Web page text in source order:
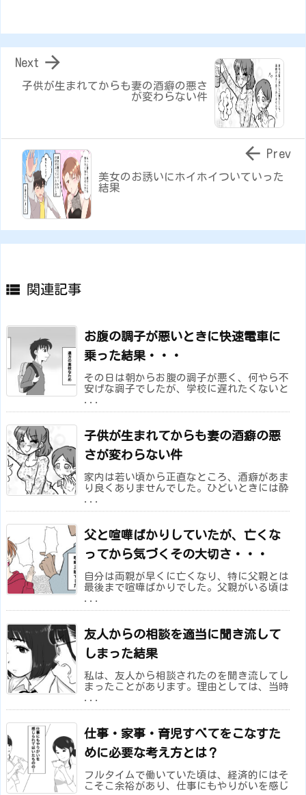
子供が生まれてからも妻の酒癖の悪さ
が変わらない件

Next
美女のお誘いにホイホイついていった
結果
 Prev
 関連記事
お腹の調子が悪いときに快速電車に
乗った結果・・・
その日は朝からお腹の調子が悪く、何やら不
安げな調子でしたが、学校に遅れたくないと
...
子供が生まれてからも妻の酒癖の悪
さが変わらない件
家内は若い頃から正直なところ、酒癖があま
り良くありませんでした。ひどいときには酔
...
父と喧嘩ばかりしていたが、亡くな
ってから気づくその大切さ・・・
自分は両親が早くに亡くなり、特に父親とは
最後まで喧嘩ばかりでした。父親がいる頃は
...
友人からの相談を適当に聞き流して
しまった結果
私は、友人から相談されたのを聞き流してし
まったことがあります。理由としては、当時
...
仕事・家事・育児すべてをこなすた
めに必要な考え方とは？
フルタイムで働いていた頃は、経済的にはそ
こそこ余裕があり、仕事にもやりがいを感じ